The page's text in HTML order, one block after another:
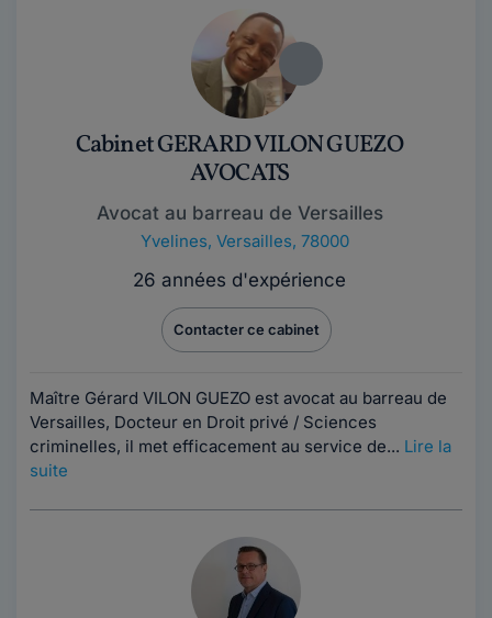
Cabinet GERARD VILON GUEZO
AVOCATS
Avocat au barreau de Versailles
Yvelines, Versailles, 78000
26 années d'expérience
Contacter ce cabinet
Maître Gérard VILON GUEZO est avocat au barreau de
Versailles, Docteur en Droit privé / Sciences
criminelles, il met efficacement au service de... Lire la
suite